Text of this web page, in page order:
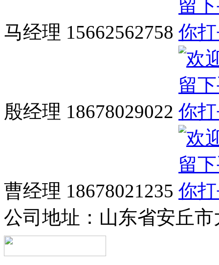
马经理 15662562758
殷经理 18678029022
曹经理 18678021235
公司地址：山东省安丘